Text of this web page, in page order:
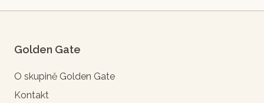
Golden Gate
O skupině Golden Gate
Kontakt